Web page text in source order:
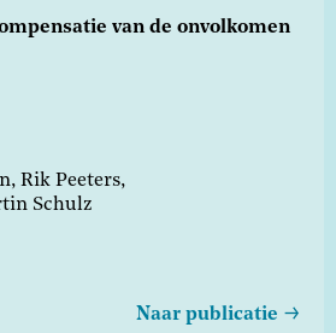
van de onvolkomen
Rik Peeters,
Schulz
Naar publicatie